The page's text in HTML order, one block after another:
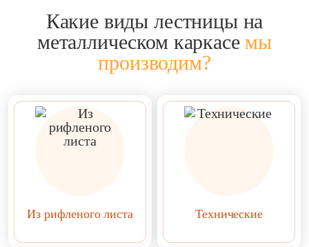
Какие виды лестницы на
металлическом каркасемы
производим?
Из рифленого листа Технические